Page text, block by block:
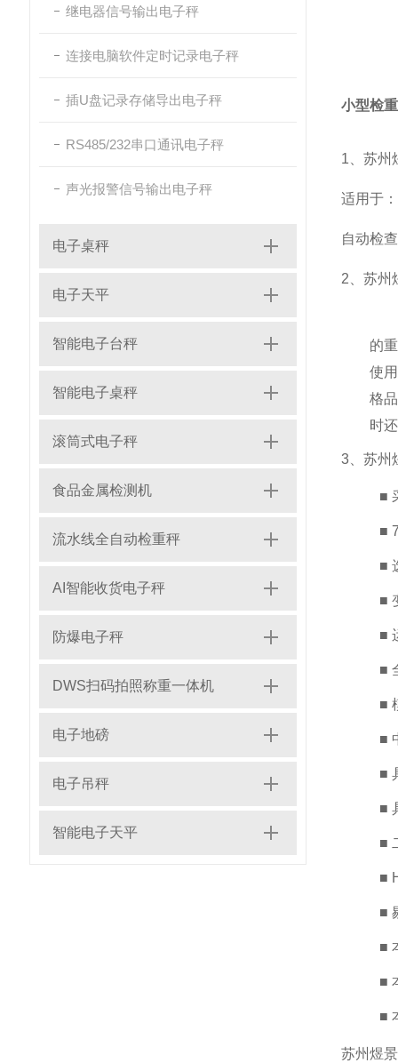
继电器信号输出电子秤
连接电脑软件定时记录电子秤
插U盘记录存储导出电子秤
RS485/232串口通讯电子秤
声光报警信号输出电子秤
电子桌秤
电子天平
智能电子台秤
智能电子桌秤
滚筒式电子秤
食品金属检测机
流水线全自动检重秤
AI智能收货电子秤
防爆电子秤
DWS扫码拍照称重一体机
电子地磅
电子吊秤
智能电子天平
小型检
1、 苏州
适用于
自动检
2、 苏州
的
使
格
时
3、 苏州
■
■
■
■
■
■
■
■
■
■
■
■
■
■
■
■
苏州煜